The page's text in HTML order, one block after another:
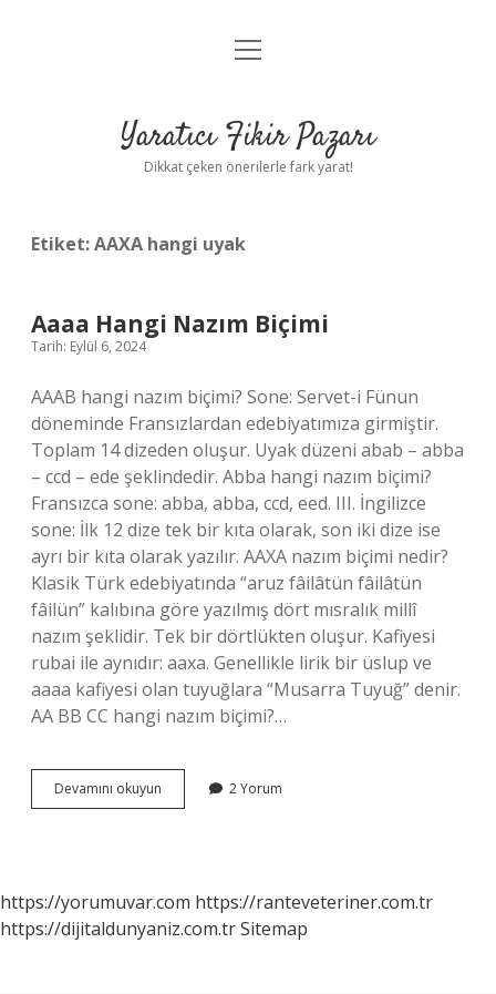
Anasayfa
Yasal Uyarı
menüyü
Yaratıcı Fikir Pazarı
Dikkat çeken önerilerle fark yarat!
Etiket:AAXA hangi uyak
Aaaa Hangi Nazım Biçimi
Tarih: Eylül 6, 2024
AAAB hangi nazım biçimi? Sone: Servet-i Fünun
döneminde Fransızlardan edebiyatımıza girmiştir.
Toplam 14 dizeden oluşur. Uyak düzeni abab – abba
– ccd – ede şeklindedir. Abba hangi nazım biçimi?
Fransızca sone: abba, abba, ccd, eed. III. İngilizce
sone: İlk 12 dize tek bir kıta olarak, son iki dize ise
ayrı bir kıta olarak yazılır. AAXA nazım biçimi nedir?
Klasik Türk edebiyatında “aruz fâilâtün fâilâtün
fâilün” kalıbına göre yazılmış dört mısralık millî
nazım şeklidir. Tek bir dörtlükten oluşur. Kafiyesi
rubai ile aynıdır: aaxa. Genellikle lirik bir üslup ve
aaaa kafiyesi olan tuyuğlara “Musarra Tuyuğ” denir.
AA BB CC hangi nazım biçimi?…
Devamını okuyun
Hangi
2 Yorum
https://yorumuvar.com https://ranteveteriner.com.tr
https://dijitaldunyaniz.com.trSitemap